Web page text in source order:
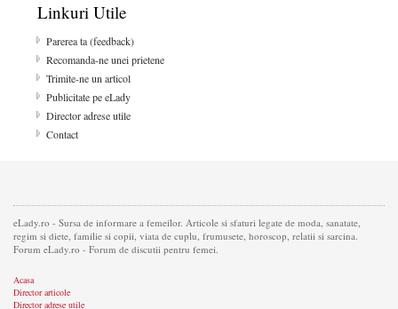
Linkuri Utile
Parerea ta (feedback)
Recomanda-ne unei prietene
Trimite-ne un articol
Publicitate pe eLady
Director adrese utile
Contact
eLady.ro - Sursa de informare a femeilor. Articole si sfaturi legate de moda, sanatate,
regim si diete, familie si copii, viata de cuplu, frumusete, horoscop, relatii si sarcina.
Forum eLady.ro - Forum de discutii pentru femei.
Acasa
Director articole
Director adrese utile